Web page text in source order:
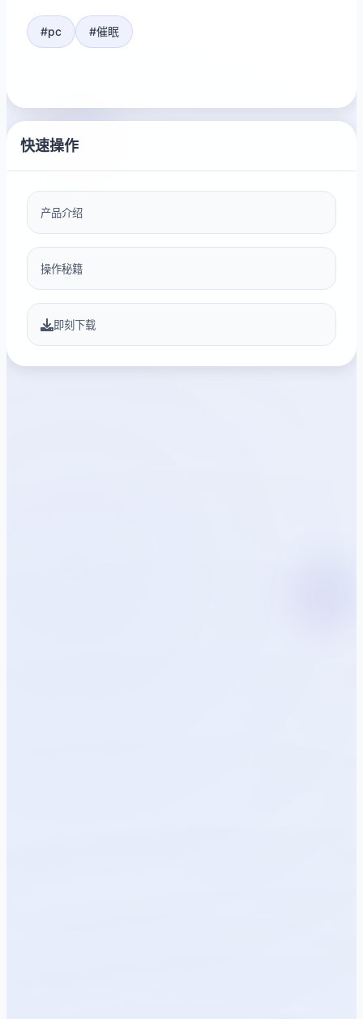
#pc #催眠
快速操作
产品介绍
操作秘籍
即刻下载